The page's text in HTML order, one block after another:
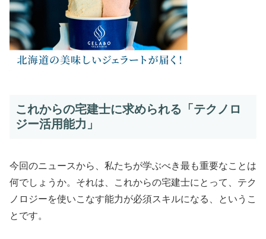
これからの宅建士に求められる「テクノロ
ジー活用能力」
今回のニュースから、私たちが学ぶべき最も重要なことは
何でしょうか。それは、これからの宅建士にとって、テク
ノロジーを使いこなす能力が必須スキルになる、というこ
とです。